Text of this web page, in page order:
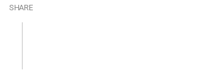
SHARE